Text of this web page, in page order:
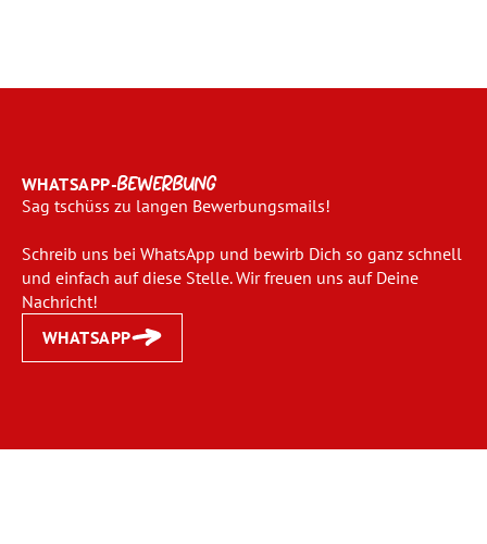
WHATSAPP-BEWERBUNG
Sag tschüss zu langen Bewerbungsmails!
Schreib uns bei WhatsApp und bewirb Dich so ganz schnell
und einfach auf diese Stelle. Wir freuen uns auf Deine
Nachricht!
WHATSAPP